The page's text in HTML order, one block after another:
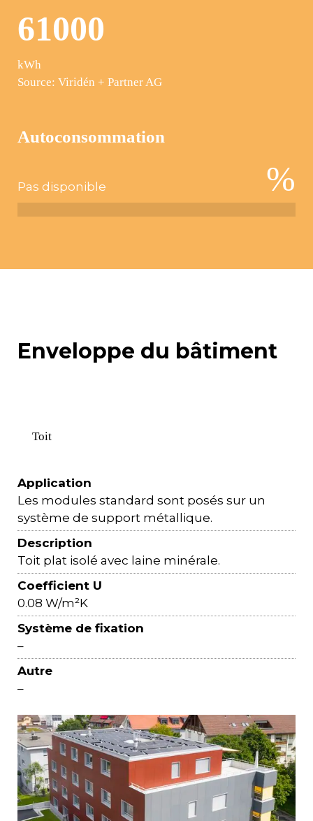
61000
kWh
Source: Viridén + Partner AG
Autoconsommation
Pas disponible %
Enveloppe du bâtiment
Toit
Application
Les modules standard sont posés sur un
système de support métallique.
Description
Toit plat isolé avec laine minérale.
Coefficient U
0.08 W/m²K
Système de fixation
–
Autre
–